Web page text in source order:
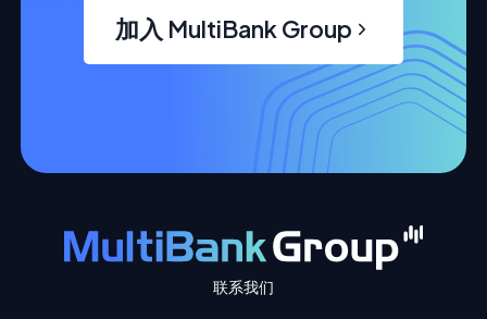
加入 MultiBank Group
联系我们